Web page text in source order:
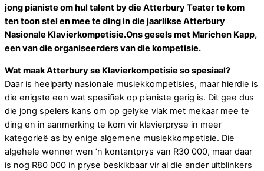
jong pianiste om hul talent by die Atterbury Teater te kom
ten toon stel en mee te ding in die jaarlikse Atterbury
Nasionale Klavierkompetisie.Ons gesels met Marichen Kapp,
een van die organiseerders van die kompetisie.
Wat maak Atterbury se Klavierkompetisie so spesiaal?
Daar is heelparty nasionale musiekkompetisies, maar hierdie is
die enigste een wat spesifiek op pianiste gerig is. Dit gee dus
die jong spelers kans om op gelyke vlak met mekaar mee te
ding en in aanmerking te kom vir klavierpryse in meer
kategorieë as by enige algemene musiekkompetisie. Die
algehele wenner wen ‘n kontantprys van R30 000, maar daar
is nog R80 000 in pryse beskikbaar vir al die ander uitblinkers